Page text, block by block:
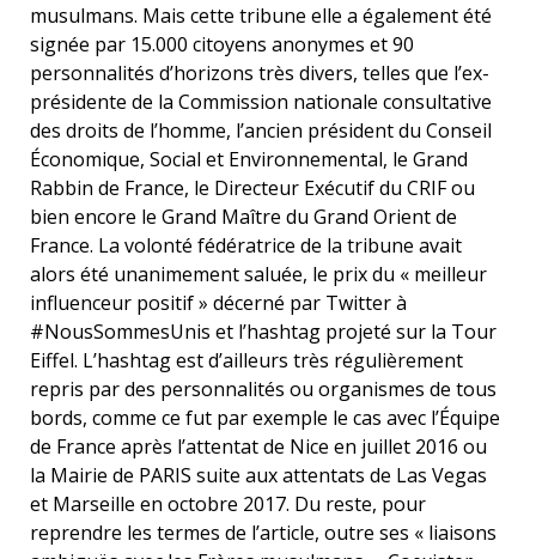
musulmans. Mais cette tribune elle a également été
signée par 15.000 citoyens anonymes et 90
personnalités d’horizons très divers, telles que l’ex-
présidente de la Commission nationale consultative
des droits de l’homme, l’ancien président du Conseil
Économique, Social et Environnemental, le Grand
Rabbin de France, le Directeur Exécutif du CRIF ou
bien encore le Grand Maître du Grand Orient de
France. La volonté fédératrice de la tribune avait
alors été unanimement saluée, le prix du « meilleur
influenceur positif » décerné par Twitter à
#NousSommesUnis et l’hashtag projeté sur la Tour
Eiffel. L’hashtag est d’ailleurs très régulièrement
repris par des personnalités ou organismes de tous
bords, comme ce fut par exemple le cas avec l’Équipe
de France après l’attentat de Nice en juillet 2016 ou
la Mairie de PARIS suite aux attentats de Las Vegas
et Marseille en octobre 2017. Du reste, pour
reprendre les termes de l’article, outre ses « liaisons